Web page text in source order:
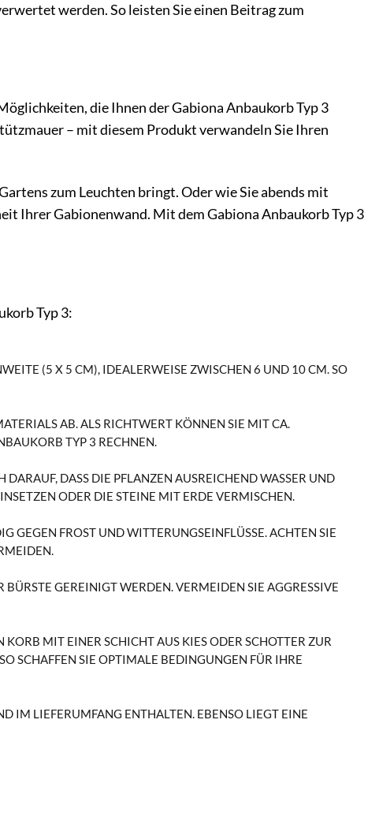
werden. So leisten Sie einen Beitrag zum
die Ihnen der Gabiona Anbaukorb Typ 3
– mit diesem Produkt verwandeln Sie Ihren
zum Leuchten bringt. Oder wie Sie abends mit
Ihrer Gabionenwand. Mit dem Gabiona Anbaukorb Typ 3
Typ 3:
(5 X 5 CM), IDEALERWEISE ZWISCHEN 6 UND 10 CM. SO VE
AB. ALS RICHTWERT KÖNNEN SIE MIT CA.
TYP 3 RECHNEN.
DASS DIE PFLANZEN AUSREICHEND WASSER UND
ODER DIE STEINE MIT ERDE VERMISCHEN.
GEGEN FROST UND WITTERUNGSEINFLÜSSE. ACHTEN SIE
GEREINIGT WERDEN. VERMEIDEN SIE AGGRESSIVE
MIT EINER SCHICHT AUS KIES ODER SCHOTTER ZUR
SCHAFFEN SIE OPTIMALE BEDINGUNGEN FÜR IHRE P
IM LIEFERUMFANG ENTHALTEN. EBENSO LIEGT EINE